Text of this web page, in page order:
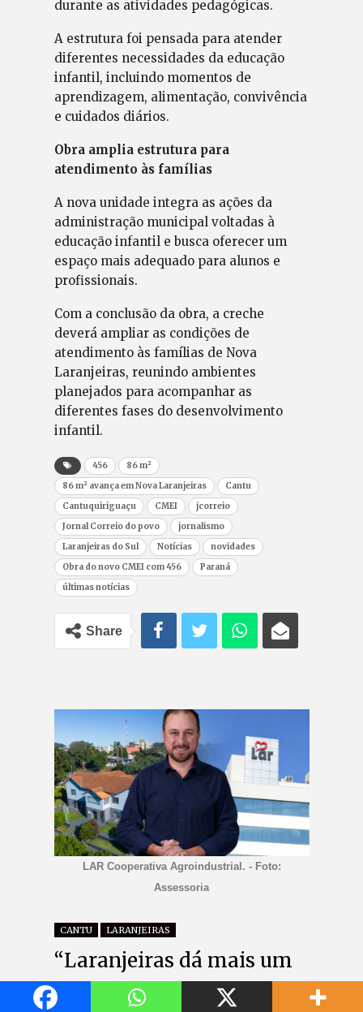
durante as atividades pedagógicas.
A estrutura foi pensada para atender
diferentes necessidades da educação
infantil, incluindo momentos de
aprendizagem, alimentação, convivência
e cuidados diários.
Obra amplia estrutura para
atendimento às famílias
A nova unidade integra as ações da
administração municipal voltadas à
educação infantil e busca oferecer um
espaço mais adequado para alunos e
profissionais.
Com a conclusão da obra, a creche
deverá ampliar as condições de
atendimento às famílias de Nova
Laranjeiras, reunindo ambientes
planejados para acompanhar as
diferentes fases do desenvolvimento
infantil.
456
86 m²
86 m² avança em Nova Laranjeiras
Cantu
Cantuquiriguaçu
CMEI
jcorreio
Jornal Correio do povo
jornalismo
Laranjeiras do Sul
Notícias
novidades
Obra do novo CMEI com 456
Paraná
últimas notícias
Share
LAR Cooperativa Agroindustrial. - Foto:
Assessoria
CANTU LARANJEIRAS
“Laranjeiras dá mais um
passo rumo ao